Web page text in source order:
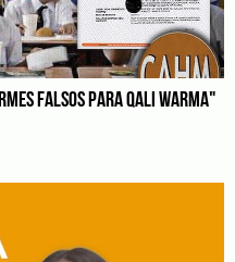
FALSOS PARA QALI WARMA"